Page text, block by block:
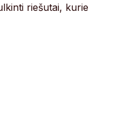
riešutai, kurie